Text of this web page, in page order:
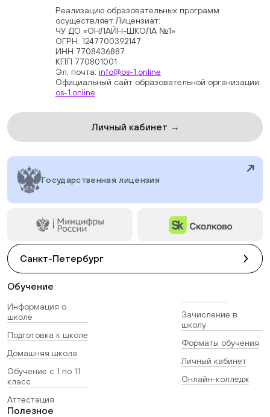
Реализацию образовательных программ
осуществляет Лицензиат:
ЧУ ДО «ОНЛАЙН-ШКОЛА №1»
ОГРН: 1247700392147
ИНН 7708436887
КПП 770801001
Эл. почта: info@os-1.online
Официальный сайт образовательной организации:
os-1.online
Личный кабинет →
Государственная лицензия
Санкт-Петербург
Обучение
Информация о
школе
Подготовка к школе
Домашняя школа
Обучение с 1 по 11
класс
Аттестация
Зачисление в
школу
Форматы обучения
Личный кабинет
Онлайн-колледж
Полезное